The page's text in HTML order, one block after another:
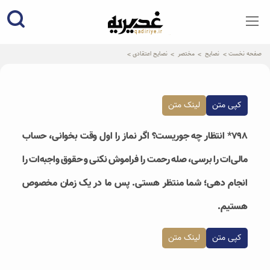
qadiriye.ir
نشریه ی غدیریه-بیانات استاد
صفحه نخست نصایح مختصر نصایح اعتقادی
کپی متن لینک متن
۷۹۸* انتظار چه جوریست؟ اگر نماز را اول وقت بخوانی، حساب
مالی‌ات را برسی، صله رحمت را فراموش نکنی و حقوق واجبه‌ات را
انجام دهی؛ شما منتظر هستی. پس ما در یک زمان مخصوص
هستیم.
کپی متن لینک متن